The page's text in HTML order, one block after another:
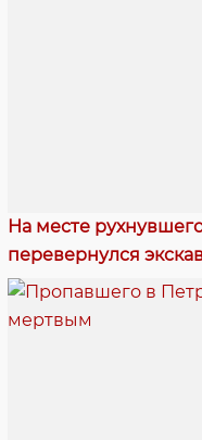
На месте
перевернулся